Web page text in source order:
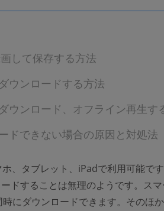
して保存する方法
ウンロードする方法
ウンロード、オフライン再生す
ドできない場合の原因と対処法
、タブレット、iPadで利用可能で
ドすることは無理のようです。スマ
にダウンロードできます。そのほ